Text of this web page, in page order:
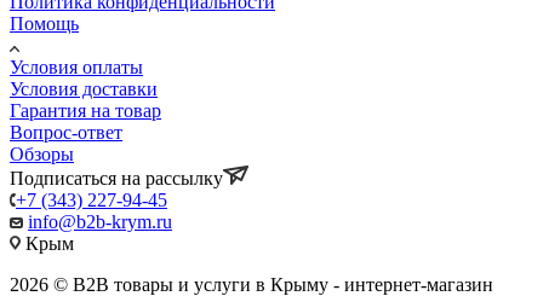
Помощь
Условия оплаты
Условия доставки
Гарантия на товар
Вопрос-ответ
Обзоры
Подписаться на рассылку
+7 (343) 227-94-45
info@b2b-krym.ru
Крым
2026 © B2B товары и услуги в Крыму - интернет-магазин